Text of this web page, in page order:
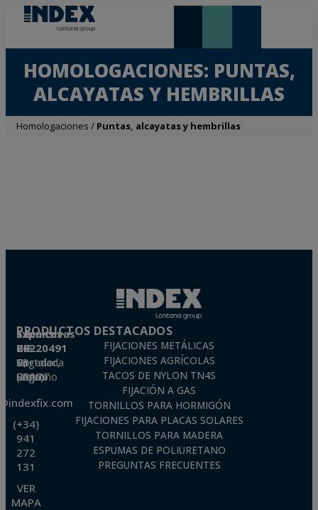
HOMOLOGACIONES: PUNTAS,
ALCAYATAS Y HEMBRILLAS
Homologaciones / Puntas, alcayatas y hembrillas
Técnicas Expansivas S.L.
CIF: B-26220491
P. I. La Portalada II, C/ Segador, 13
26006 · Logroño (La Rioja) · SPAIN
(+34)
941
272
131
VER
MAPA
PRODUCTOS DESTACADOS
FIJACIONES METÁLICAS
FIJACIONES AGRÍCOLAS
TACOS DE NYLON TN4S
FIJACIÓN A GAS
TORNILLOS PARA HORMIGÓN
FIJACIONES PARA PLACAS SOLARES
TORNILLOS PARA MADERA
ESPUMAS DE POLIURETANO
PREGUNTAS FRECUENTES